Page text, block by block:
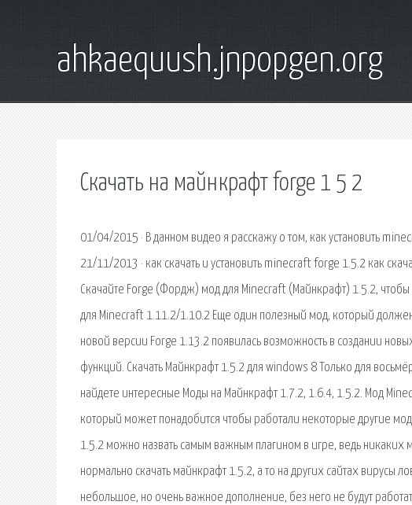
ahkaequush.jnpopgen.org
Скачать на майнкрафт forge 1 5 2
01/04/2015 · В данном видео я расскажу о том, как установить
21/11/2013 · как скачать и установить minecraft forge 1.5.2 как
Скачайте Forge (Фордж) мод для Minecraft (Майнкрафт) 1.5.2,
для Minecraft 1.11.2/1.10.2 Еще один полезный мод, который
новой версии Forge 1.13.2 появилась возможность в создании
функций. Скачать Майнкрафт 1.5.2 для windows 8 Только для
найдете интересные Моды на Майнкрафт 1.7.2, 1.6.4, 1.5.2. Мод
который может понадобится чтобы работали некоторые другие
1.5.2 можно назвать самым важным плагином в игре, ведь никаких
нормально скачать майнкрафт 1.5.2, а то на других сайтах вирусы
небольшое, но очень важное дополнение, без него не будут